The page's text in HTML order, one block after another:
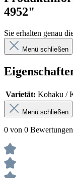
4952"
Sie erhalten genau
Menü schließen
Varietät: Kohaku /
Menü schließen
0 von 0 Bewertungen